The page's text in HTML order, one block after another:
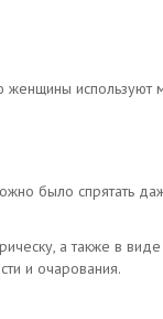
используют
было спрятать
а также в
и очарования.